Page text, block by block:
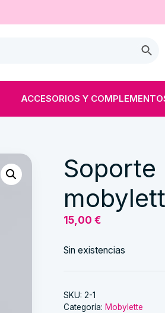
ACCESORIOS Y
Soporte
15,00 €
Sin existencias
SKU: 2-1
Categoría: Mobylette